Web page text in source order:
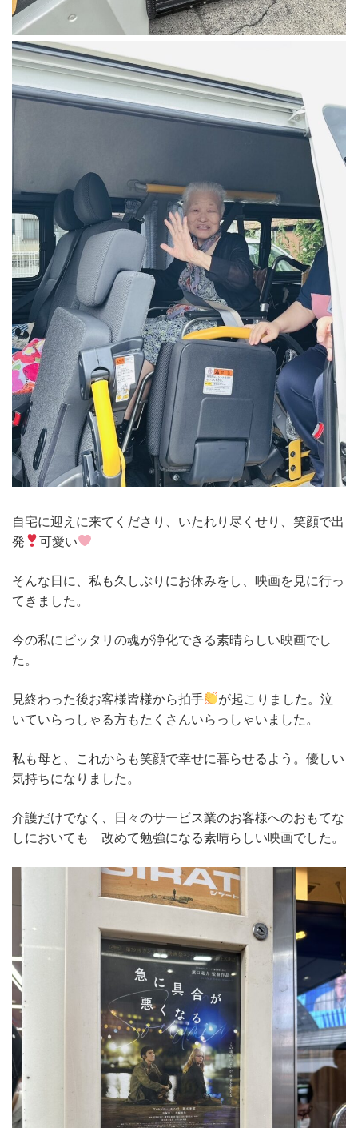
自宅に迎えに来てくださり、いたれり尽くせり、笑顔で出
発
可愛い
そんな日に、私も久しぶりにお休みをし、映画を見に行っ
てきました。
今の私にピッタリの魂が浄化できる素晴らしい映画でし
た。
見終わった後お客様皆様から拍手
が起こりました。泣
いていらっしゃる方もたくさんいらっしゃいました。
私も母と、これからも笑顔で幸せに暮らせるよう。優しい
気持ちになりました。
介護だけでなく、日々のサービス業のお客様へのおもてな
しにおいても 改めて勉強になる素晴らしい映画でした。